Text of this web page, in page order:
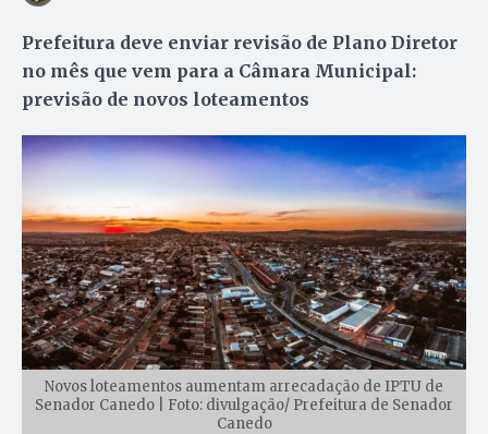
Prefeitura deve enviar revisão de Plano Diretor
no mês que vem para a Câmara Municipal:
previsão de novos loteamentos
Novos loteamentos aumentam arrecadação de IPTU de
Senador Canedo | Foto: divulgação/ Prefeitura de Senador
Canedo